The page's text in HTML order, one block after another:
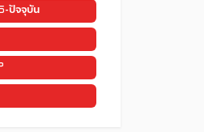
ปัจจุบัน